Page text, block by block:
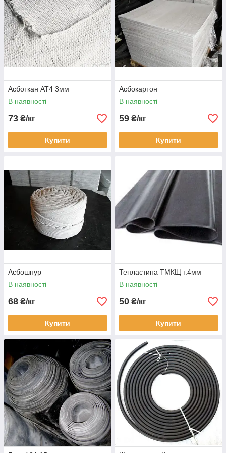
Асботкан АТ4 3мм
В наявності
73 ₴/кг
Купити
Асбокартон
В наявності
59 ₴/кг
Купити
Асбошнур
В наявності
68 ₴/кг
Купити
Тепластина ТМКЩ т.4мм
В наявності
50 ₴/кг
Купити